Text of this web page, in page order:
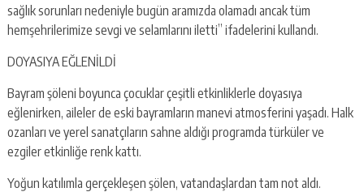
sağlık sorunları nedeniyle bugün aramızda olamadı ancak tüm
hemşehrilerimize sevgi ve selamlarını iletti” ifadelerini kullandı.
DOYASIYA EĞLENİLDİ
Bayram şöleni boyunca çocuklar çeşitli etkinliklerle doyasıya
eğlenirken, aileler de eski bayramların manevi atmosferini yaşadı. Halk
ozanları ve yerel sanatçıların sahne aldığı programda türküler ve
ezgiler etkinliğe renk kattı.
Yoğun katılımla gerçekleşen şölen, vatandaşlardan tam not aldı.